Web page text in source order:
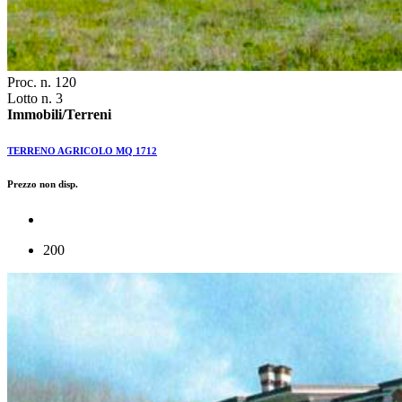
Proc. n. 120
Lotto n. 3
Immobili/Terreni
TERRENO AGRICOLO MQ 1712
Prezzo non disp.
200